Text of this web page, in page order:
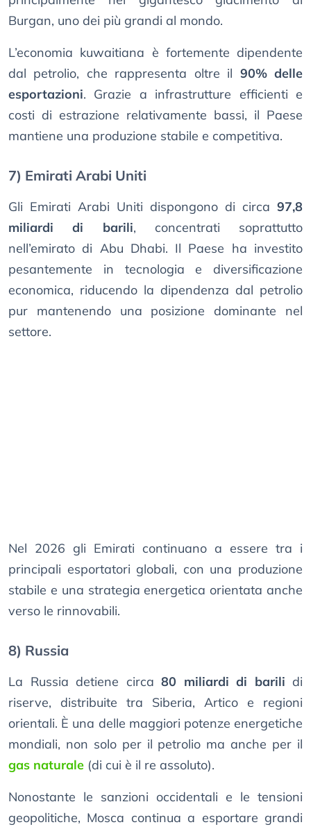
Burgan, uno dei più grandi al mondo.
L’economia kuwaitiana è fortemente dipendente
dal petrolio, che rappresenta oltre il 90% delle
esportazioni. Grazie a infrastrutture efficienti e
costi di estrazione relativamente bassi, il Paese
mantiene una produzione stabile e competitiva.
7) Emirati Arabi Uniti
Gli Emirati Arabi Uniti dispongono di circa 97,8
miliardi di barili, concentrati soprattutto
nell’emirato di Abu Dhabi. Il Paese ha investito
pesantemente in tecnologia e diversificazione
economica, riducendo la dipendenza dal petrolio
pur mantenendo una posizione dominante nel
settore.
Nel 2026 gli Emirati continuano a essere tra i
principali esportatori globali, con una produzione
stabile e una strategia energetica orientata anche
verso le rinnovabili.
8) Russia
La Russia detiene circa 80 miliardi di barili di
riserve, distribuite tra Siberia, Artico e regioni
orientali. È una delle maggiori potenze energetiche
mondiali, non solo per il petrolio ma anche per il
gas naturale (di cui è il re assoluto).
Nonostante le sanzioni occidentali e le tensioni
geopolitiche, Mosca continua a esportare grandi